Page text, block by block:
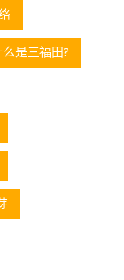
么是三福田?